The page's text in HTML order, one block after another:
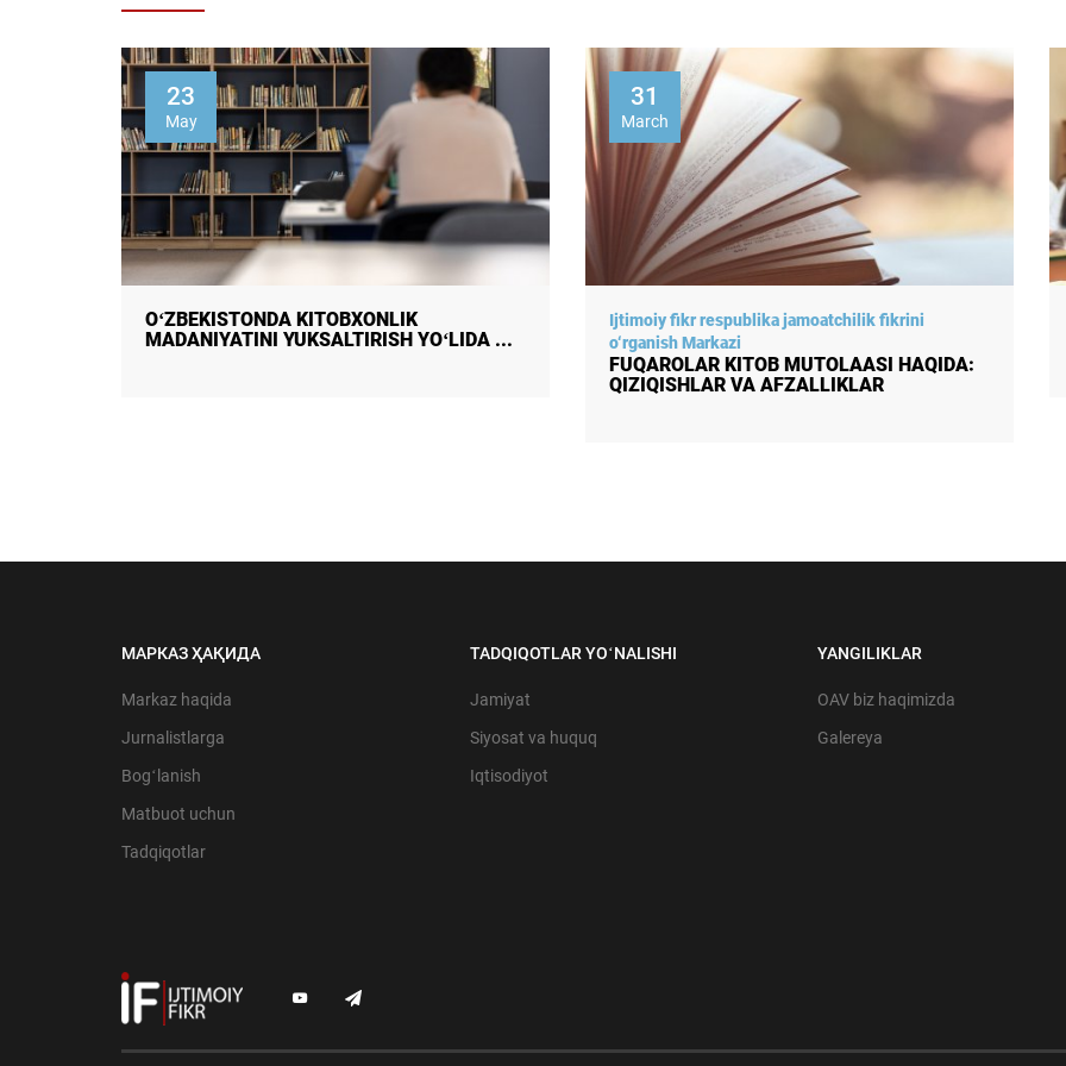
31
March
Ijtimoiy fikr respublika jamoatchilik fikrini
o‘rganish Markazi
12
February
11 FEVRAL – XALQARO ILM-FAN
SOHASIDAGI XOTIN-QIZLAR KUNI
МАРКАЗ ҲАҚИДА
Markaz haqida
Jurnalistlarga
Bogʻlanish
Matbuot uchun
Tadqiqotlar
TADQIQOTLAR YOʻNALISHI
Jamiyat
Siyosat va huquq
Iqtisodiyot
YANGILIKLAR
OAV biz haqimizda
Galereya